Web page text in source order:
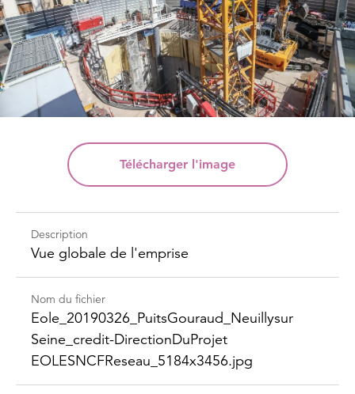
Télécharger l'image
Description
Vue globale de l'emprise
Nom du fichier
Eole_​20190326_​Puits​Gouraud_​Neuillysur​
Seine_​credit-​Direction​DuProjet​
EOLESNCFReseau_​5184x3456.jpg